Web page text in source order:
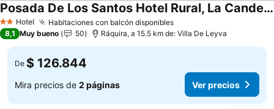
2 Estrellas
Hotel Habitaciones con balcón disponibles
Posada De Los Santos Hotel Rural, La Candelaria
8,1 Muy bueno 50 Ráquira, a 15.5 km de: Villa De Leyva
De $ 126.844
Mira precios de 2 páginas Ver precios